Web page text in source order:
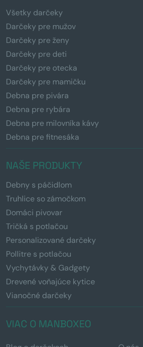
Všetky darčeky
Darčeky pre mužov
Darčeky pre ženy
Darčeky pre deti
Darčeky pre otecka
Darčeky pre mamičku
Debna pre pivára
Debna pre rybára
Debna pre milovníka kávy
Debna pre fitnesáka
NAŠE PRODUKTY
Debny s páčidlom
Truhlice so zámočkom
Domáci pivovar
Tričká s potlačou
Personalizované darčeky
Pollitre s potlačou
Vychytávky & Gadgety
Drevené voňajúce kytice
Vianočné darčeky
VIAC O MANBOXEO